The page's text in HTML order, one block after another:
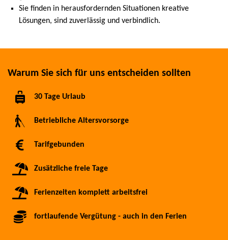
Sie finden in herausfordernden Situationen kreative
Lösungen, sind zuverlässig und verbindlich.
Warum Sie sich für uns entscheiden sollten
30 Tage Urlaub
Betriebliche Altersvorsorge
Tarifgebunden
Zusätzliche freie Tage
Ferienzeiten komplett arbeitsfrei
fortlaufende Vergütung - auch in den Ferien